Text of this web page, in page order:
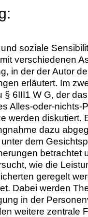
soziale
verschiedenen
in der der Autor
erläutert. Im
6III1 W G, der
Alles-oder-
werden diskutiert.
dazu
dem
wie die
geregelt
Dabei werden
in der
weitere zentrale